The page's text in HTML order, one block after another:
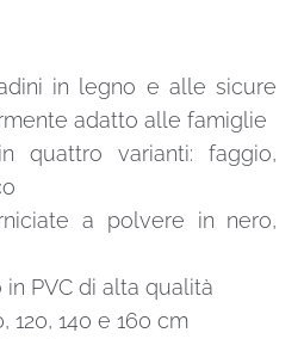
in legno e alle sicure
adatto alle famiglie
quattro varianti: faggio,
a polvere in nero,
PVC di alta qualità
120, 140 e 160 cm